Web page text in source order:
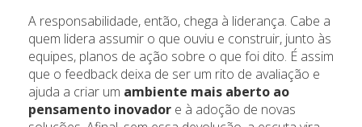
A responsabilidade, então, chega à liderança. Cabe a
quem lidera assumir o que ouviu e construir, junto às
equipes, planos de ação sobre o que foi dito. É assim
que o feedback deixa de ser um rito de avaliação e
ajuda a criar um ambiente mais aberto ao
pensamento inovador e à adoção de novas